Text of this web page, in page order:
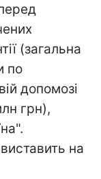
(загальна
по
допомозі
грн),
на